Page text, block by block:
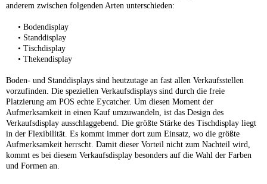
anderem zwischen folgenden Arten unterschieden:
• Bodendisplay
• Standdisplay
• Tischdisplay
• Thekendisplay
Boden- und Standdisplays sind heutzutage an fast allen Verkaufsstellen
vorzufinden. Die speziellen Verkaufsdisplays sind durch die freie
Platzierung am POS echte Eycatcher. Um diesen Moment der
Aufmerksamkeit in einen Kauf umzuwandeln, ist das Design des
Verkaufsdisplay ausschlaggebend. Die größte Stärke des Tischdisplay liegt
in der Flexibilität. Es kommt immer dort zum Einsatz, wo die größte
Aufmerksamkeit herrscht. Damit dieser Vorteil nicht zum Nachteil wird,
kommt es bei diesem Verkaufsdisplay besonders auf die Wahl der Farben
und Formen an.